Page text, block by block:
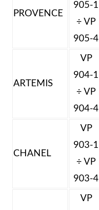
PROVENCE
905-1
÷ VP
905-4
ARTEMIS
VP
904-1
÷ VP
904-4
CHANEL
VP
903-1
÷ VP
903-4
VP